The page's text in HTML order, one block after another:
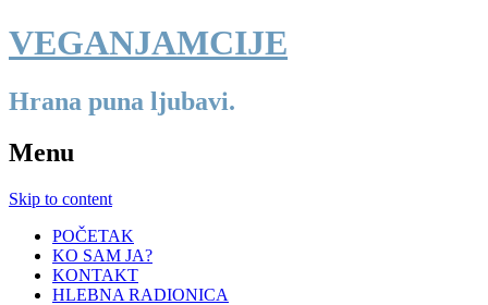
VEGANJAMCIJE
Hrana puna ljubavi.
Menu
Skip to content
POČETAK
KO SAM JA?
KONTAKT
HLEBNA RADIONICA